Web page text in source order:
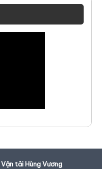
Vận tải Hùng Vương.